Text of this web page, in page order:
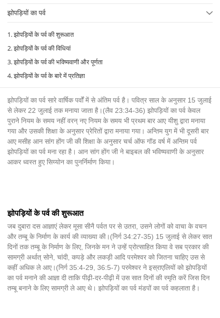
झोपड़ियों का पर्व
1. झोपड़ियों के पर्व की शुरूआत
2. झोपड़ियों के पर्व की विधियां
3. झोपड़ियों के पर्व की भविष्यवाणी और पूर्णता
4. झोपड़ियों के पर्व के बारे में प्रतिज्ञा
झोपड़ियों का पर्व सारे वार्षिक पर्वों में से अंतिम पर्व है। पवित्र साल के अनुसार 15 जुलाई
से लेकर 22 जुलाई तक मनाया जाता है।(लैव 23:34-36) झोपड़ियों का पर्व केवल
पुराने नियम के समय नहीं वरन् नए नियम के समय भी प्रथम बार आए यीशु द्वारा मनाया
गया और उसकी शिक्षा के अनुसार प्रेरितों द्वारा मनाया गया। अन्तिम युग में भी दूसरी बार
आए मसीह आन सांग होंग जी की शिक्षा के अनुसार चर्च ऑफ गॉड वर्ष में अन्तिम पर्व
झोपड़ियों का पर्व मना रहा है। आन सांग होंग जी ने बाइबल की भविष्यवाणी के अनुसार
आकर ध्वस्त हुए सिय्योन का पुनर्निर्माण किया।
झोपड़ियों के पर्व की शुरूआत
जब दुबारा दस आज्ञाएं लेकर मूसा सीनै पर्वत पर से उतरा, उसने लोगों को वाचा के वचन
और तम्बू के निर्माण के कार्य की व्याख्या की।(निर्ग 34:27-35) 15 जुलाई से लेकर सात
दिनों तक तम्बू के निर्माण के लिए, जिनके मन ने उन्हें प्रोत्साहित किया वे सब प्रकार की
सामग्री अर्थात् सोने, चांदी, कपड़े और लकड़ी आदि परमेश्वर को जितना चाहिए उस से
कहीं अधिक ले आए।(निर्ग 35:4-29, 36:5-7) परमेश्वर ने इस्राएलियों को झोपड़ियों
का पर्व मनाने की आज्ञा दी ताकि पीढ़ी-दर-पीढ़ी में उस सात दिनों की स्मृति करें जिस दिन
तम्बू बनाने के लिए सामग्री ले आए थे। झोपड़ियों का पर्व मंडपों का पर्व कहलाता है।